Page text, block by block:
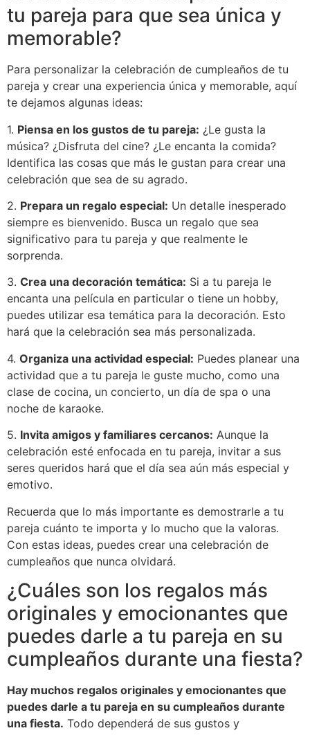
tu pareja para que sea única y
memorable?
Para personalizar la celebración de cumpleaños de tu
pareja y crear una experiencia única y memorable, aquí
te dejamos algunas ideas:
1. Piensa en los gustos de tu pareja: ¿Le gusta la
música? ¿Disfruta del cine? ¿Le encanta la comida?
Identifica las cosas que más le gustan para crear una
celebración que sea de su agrado.
2. Prepara un regalo especial: Un detalle inesperado
siempre es bienvenido. Busca un regalo que sea
significativo para tu pareja y que realmente le
sorprenda.
3. Crea una decoración temática: Si a tu pareja le
encanta una película en particular o tiene un hobby,
puedes utilizar esa temática para la decoración. Esto
hará que la celebración sea más personalizada.
4. Organiza una actividad especial: Puedes planear una
actividad que a tu pareja le guste mucho, como una
clase de cocina, un concierto, un día de spa o una
noche de karaoke.
5. Invita amigos y familiares cercanos: Aunque la
celebración esté enfocada en tu pareja, invitar a sus
seres queridos hará que el día sea aún más especial y
emotivo.
Recuerda que lo más importante es demostrarle a tu
pareja cuánto te importa y lo mucho que la valoras.
Con estas ideas, puedes crear una celebración de
cumpleaños que nunca olvidará.
¿Cuáles son los regalos más
originales y emocionantes que
puedes darle a tu pareja en su
cumpleaños durante una fiesta?
Hay muchos regalos originales y emocionantes que
puedes darle a tu pareja en su cumpleaños durante
una fiesta. Todo dependerá de sus gustos y